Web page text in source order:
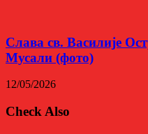
Слава св. Василије
Мусали (фото)
12/05/2026
Check Also